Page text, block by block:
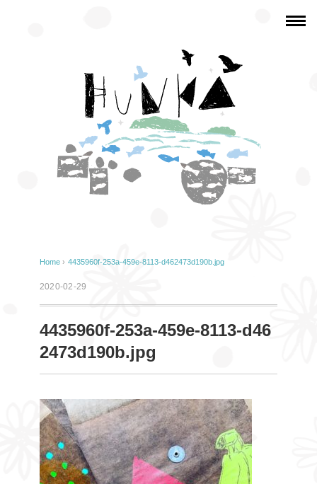
Home › 4435960f-253a-459e-8113-d462473d190b.jpg
2020-02-29
4435960f-253a-459e-8113-d46
2473d190b.jpg